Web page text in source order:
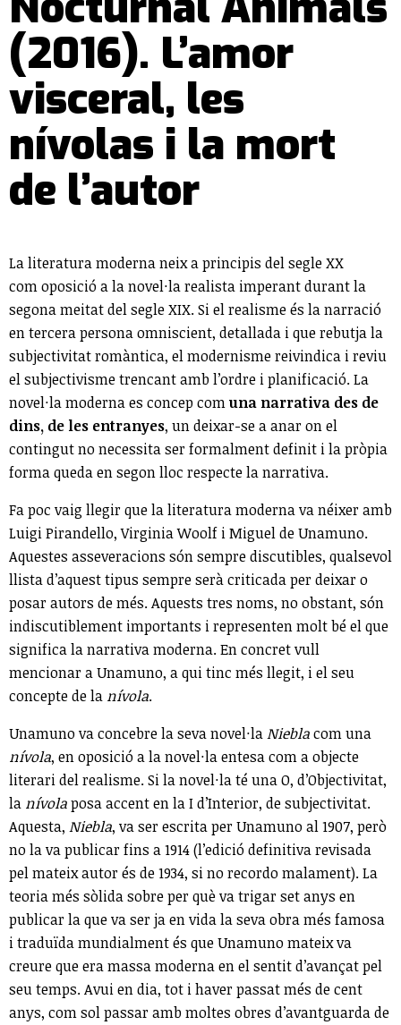
(2016). L’amor
visceral, les
nívolas i la mort
de l’autor
La literatura moderna neix a principis del segle XX
com oposició a la novel·la realista imperant durant la
segona meitat del segle XIX. Si el realisme és la narració
en tercera persona omniscient, detallada i que rebutja la
subjectivitat romàntica, el modernisme reivindica i reviu
el subjectivisme trencant amb l’ordre i planificació. La
novel·la moderna es concep comuna narrativa des de
dins, de les entranyes, un deixar-se a anar on el
contingut no necessita ser formalment definit i la pròpia
forma queda en segon lloc respecte la narrativa.
Fa poc vaig llegir que la literatura moderna va néixer amb
Luigi Pirandello, Virginia Woolf i Miguel de Unamuno.
Aquestes asseveracions són sempre discutibles, qualsevol
llista d’aquest tipus sempre serà criticada per deixar o
posar autors de més. Aquests tres noms, no obstant, són
indiscutiblement importants i representen molt bé el que
significa la narrativa moderna. En concret vull
mencionar a Unamuno, a qui tinc més llegit, i el seu
concepte de la nívola.
Unamuno va concebre la seva novel·laNieblacom una
nívola, en oposició a la novel·la entesa com a objecte
literari del realisme. Si la novel·la té una O, d’Objectivitat,
la nívolaposa accent en la I d’Interior, de subjectivitat.
Aquesta, Niebla, va ser escrita per Unamuno al 1907, però
no la va publicar fins a 1914 (l’edició definitiva revisada
pel mateix autor és de 1934, si no recordo malament). La
teoria més sòlida sobre per què va trigar set anys en
publicar la que va ser ja en vida la seva obra més famosa
i traduïda mundialment és que Unamuno mateix va
creure que era massa moderna en el sentit d’avançat pel
seu temps. Avui en dia, tot i haver passat més de cent
anys, com sol passar amb moltes obres d’avantguarda de